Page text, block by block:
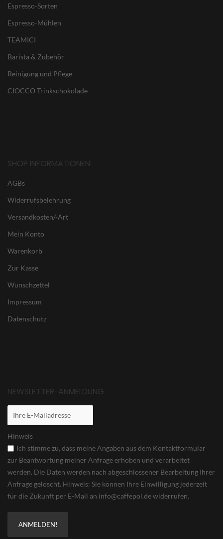
Espresso-Sorten
Espresso-Mühlen
TEAMICI
Barista & Zubehör
Reinigung und Pflege
CIOCCO Trinkschokolade
SHOP INFORMATIONEN
AGBs
Widerrufsbelehrung
Versandkosten/-Art
Mein Konto
Warenkorb
Zur Kasse
Wunschzettel
Impressum
Datenschutz
NEWSLETTER-ANMELDUNG
Hinweis
Ich stimme zu, dass meine Angaben aus dem Kontaktformular
zur Beantwortung meiner Anfrage erhoben und verarbeitet
werden. Die Daten werden nach abgeschlossener Bearbeitung Ihrer
Anfrage gelöscht. Hinweis: Sie können Ihre Einwilligung jederzeit
für die Zukunft per E-Mail an info@caffepol.de widerrufen.